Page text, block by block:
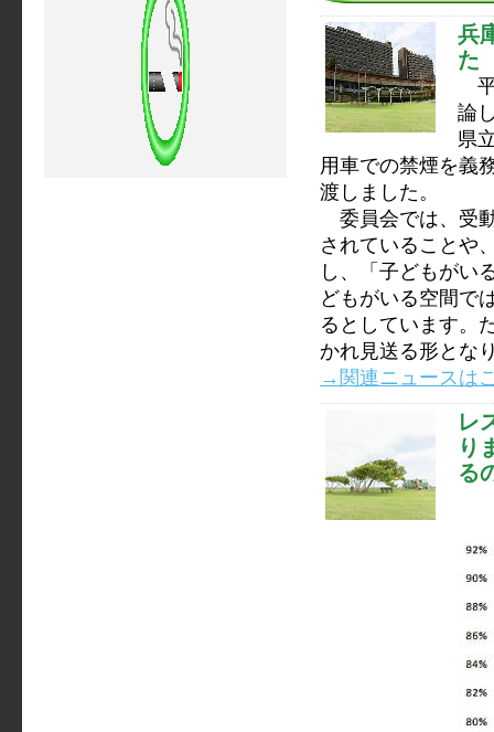
兵
た
平
論
県
用車での禁煙を義
渡しました。
委員会では、受
されていることや
し、「子どもがい
どもがいる空間で
るとしています。
かれ見送る形とな
→関連ニュースは
レ
り
る